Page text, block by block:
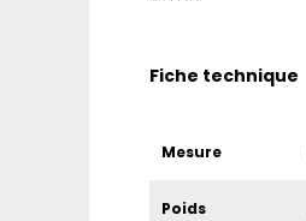
Fiche technique
Mesure
Poids